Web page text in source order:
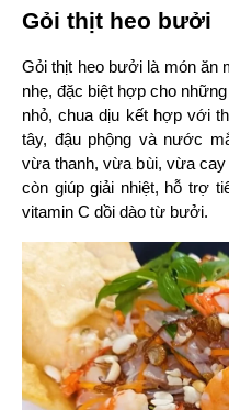
Gỏi thịt heo bưởi
Gỏi thịt heo bưởi là món ăn
nhẹ, đặc biệt hợp cho
nhỏ, chua dịu kết hợp với
tây, đậu phộng và nước
vừa thanh, vừa bùi, vừa
còn giúp giải nhiệt, hỗ trợ
vitamin C dồi dào từ bưởi.